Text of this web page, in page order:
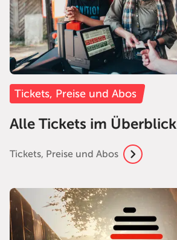
Tickets, Preise und Abos
Alle Tickets im Überblick
Tickets, Preise und Abos